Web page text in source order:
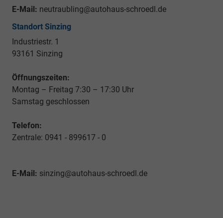
E-Mail: neutraubling@autohaus-schroedl.de
Standort Sinzing
Industriestr. 1
93161 Sinzing
Öffnungszeiten:
Montag – Freitag 7:30 – 17:30 Uhr
Samstag geschlossen
Telefon:
Zentrale: 0941 - 899617 - 0
E-Mail: sinzing@autohaus-schroedl.de